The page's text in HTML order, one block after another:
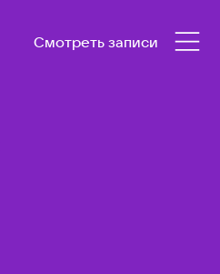
Смотреть записи